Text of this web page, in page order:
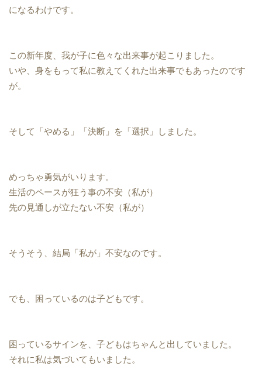
になるわけです。
この新年度、我が子に色々な出来事が起こりました。
いや、身をもって私に教えてくれた出来事でもあったのです
が。
そして「やめる」「決断」を「選択」しました。
めっちゃ勇気がいります。
生活のペースが狂う事の不安（私が）
先の見通しが立たない不安（私が）
そうそう、結局「私が」不安なのです。
でも、困っているのは子どもです。
困っているサインを、子どもはちゃんと出していました。
それに私は気づいてもいました。